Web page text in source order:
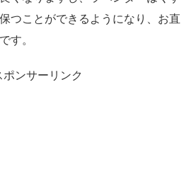
つことができるようになり、お直
す。
ポンサーリンク